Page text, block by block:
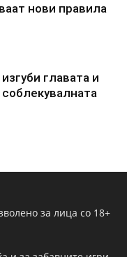
нови правила
главата и
за лица со 18+